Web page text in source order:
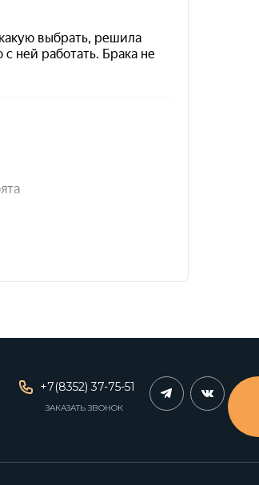
+7(8352) 37-75-51
ЗАКАЗАТЬ ЗВОНОК